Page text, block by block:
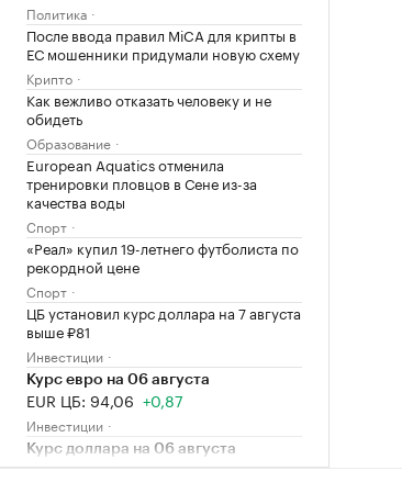
Политика
После ввода правил MiCA для крипты в
ЕС мошенники придумали новую схему
Крипто
Как вежливо отказать человеку и не
обидеть
Образование
European Aquatics отменила
тренировки пловцов в Сене из-за
качества воды
Спорт
«Реал» купил 19-летнего футболиста по
рекордной цене
Спорт
ЦБ установил курс доллара на 7 августа
выше ₽81
Инвестиции
Курс евро на 06 августа
EUR ЦБ: 94,06 +0,87
Инвестиции
Курс доллара на 06 августа
USD ЦБ: 81,41+0,48